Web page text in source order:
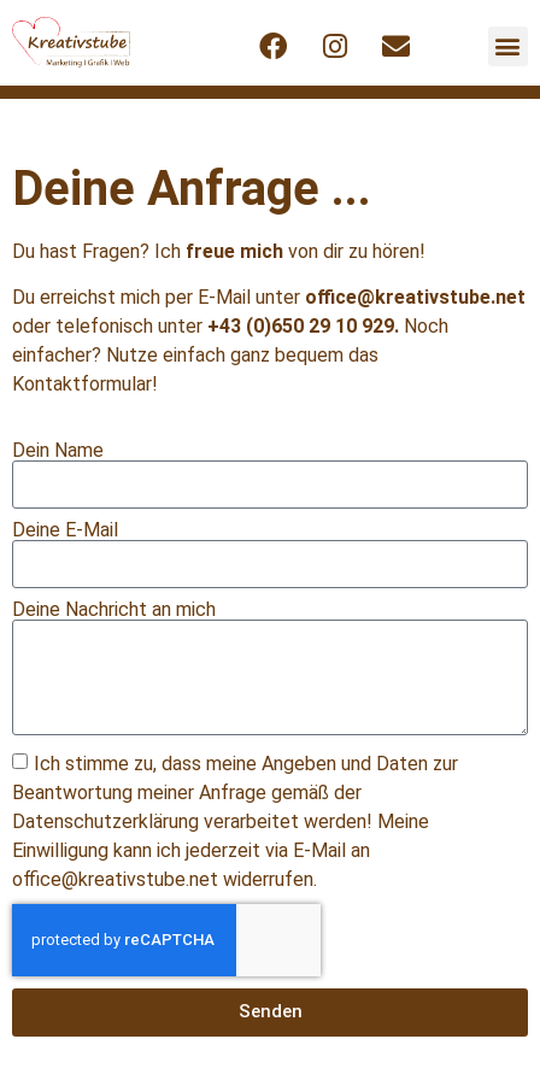
Deine Anfrage ...
Du hast Fragen? Ich freue mich von dir zu hören!
Du erreichst mich per E-Mail unter office@kreativstube.net
oder telefonisch unter +43 (0)650 29 10 929. Noch
einfacher? Nutze einfach ganz bequem das
Kontaktformular!
Dein Name
Deine E-Mail
Deine Nachricht an mich
Ich stimme zu, dass meine Angeben und Daten zur
Beantwortung meiner Anfrage gemäß der
Datenschutzerklärung verarbeitet werden! Meine
Einwilligung kann ich jederzeit via E-Mail an
office@kreativstube.net widerrufen.
Senden